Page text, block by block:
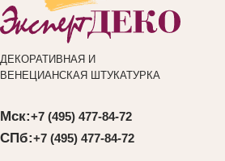
ДЕКОРАТИВНАЯ И
ВЕНЕЦИАНСКАЯ ШТУКАТУРКА
Мск:+7 (495) 477-84-72
СПб:+7 (495) 477-84-72